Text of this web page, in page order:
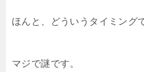
ほんと、どういうタイミング
マジで謎です。